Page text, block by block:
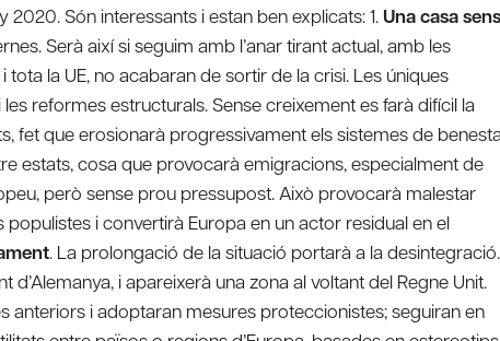
2020. Són interessants i estan ben explicats: 1. Una casa
Serà així si seguim amb l’anar tirant actual, amb les
tota la UE, no acabaran de sortir de la crisi. Les úniques
reformes estructurals. Sense creixement es farà difícil la
fet que erosionarà progressivament els sistemes de
estats, cosa que provocarà emigracions, especialment de
però sense prou pressupost. Això provocarà malestar
i convertirà Europa en un actor residual en el
. La prolongació de la situació portarà a la desintegració.
i apareixerà una zona al voltant del Regne Unit.
anteriors i adoptaran mesures proteccionistes; seguiran en